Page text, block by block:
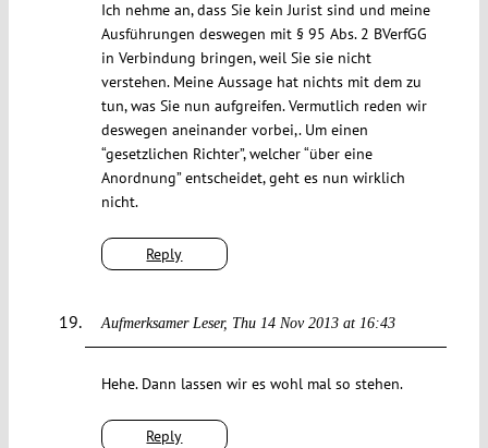
Reply
Ich nehme an, dass Sie kein Jurist sind und meine
Ausführungen deswegen mit § 95 Abs. 2 BVerfGG
in Verbindung bringen, weil Sie sie nicht
verstehen. Meine Aussage hat nichts mit dem zu
tun, was Sie nun aufgreifen. Vermutlich reden wir
deswegen aneinander vorbei,. Um einen
“gesetzlichen Richter”, welcher “über eine
Anordnung” entscheidet, geht es nun wirklich
nicht.
Aufmerksamer Leser Thu 14 Nov 2013 at 16:43
Reply
Hehe. Dann lassen wir es wohl mal so stehen.